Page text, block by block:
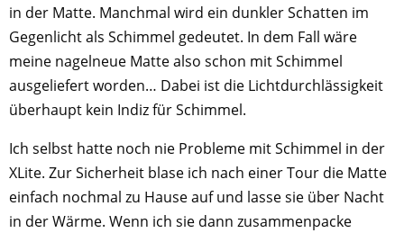
in der Matte. Manchmal wird ein dunkler Schatten im
Gegenlicht als Schimmel gedeutet. In dem Fall wäre
meine nagelneue Matte also schon mit Schimmel
ausgeliefert worden… Dabei ist die Lichtdurchlässigkeit
überhaupt kein Indiz für Schimmel.
Ich selbst hatte noch nie Probleme mit Schimmel in der
XLite. Zur Sicherheit blase ich nach einer Tour die Matte
einfach nochmal zu Hause auf und lasse sie über Nacht
in der Wärme. Wenn ich sie dann zusammenpacke